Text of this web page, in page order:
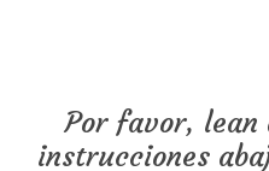
Por favor, lean
instrucciones